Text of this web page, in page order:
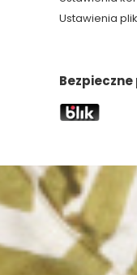
Ustawienia
Bezpieczne